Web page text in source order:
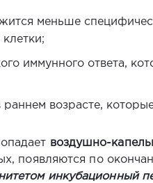
меньше
иммунного ответа,
раннем возрасте,
воздушно-
появляются по
инкубационный